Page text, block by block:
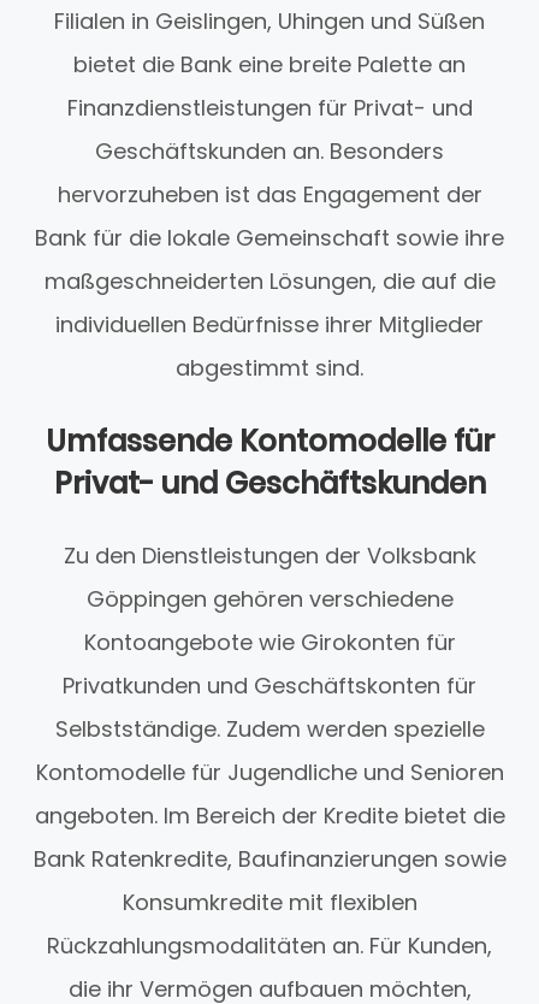
Filialen in Geislingen, Uhingen und Süßen
bietet die Bank eine breite Palette an
Finanzdienstleistungen für Privat- und
Geschäftskunden an. Besonders
hervorzuheben ist das Engagement der
Bank für die lokale Gemeinschaft sowie ihre
maßgeschneiderten Lösungen, die auf die
individuellen Bedürfnisse ihrer Mitglieder
abgestimmt sind.
Umfassende Kontomodelle für
Privat- und Geschäftskunden
Zu den Dienstleistungen der Volksbank
Göppingen gehören verschiedene
Kontoangebote wie Girokonten für
Privatkunden und Geschäftskonten für
Selbstständige. Zudem werden spezielle
Kontomodelle für Jugendliche und Senioren
angeboten. Im Bereich der Kredite bietet die
Bank Ratenkredite, Baufinanzierungen sowie
Konsumkredite mit flexiblen
Rückzahlungsmodalitäten an. Für Kunden,
die ihr Vermögen aufbauen möchten,